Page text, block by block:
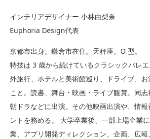
インテリアデザイナー 小林由梨奈
Euphoria Design代表
京都市出身。鎌倉市在住。天秤座。O 型。
特技は 3 歳から続けているクラシックバレ
外旅行、ホテルと美術館巡り、ドライブ、
こと。読書、舞台・映画・ライブ観賞。同
朝ドラなどに出演。その他映画出演や、情
ントを務める。 大学卒業後、一部上場企業
業、アプリ開発ディレクション、企画、広報